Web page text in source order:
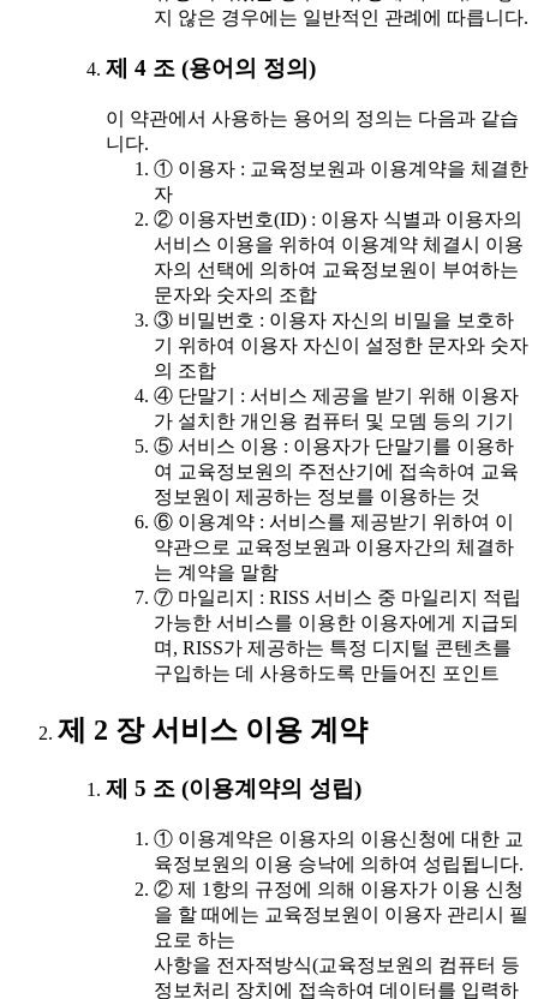
지 않은 경우에는 일반적인 관례에 따릅니다.
제 4 조 (용어의 정의)
이 약관에서 사용하는 용어의 정의는 다음과 같습
니다.
① 이용자 : 교육정보원과 이용계약을 체결한
자
② 이용자번호(ID) : 이용자 식별과 이용자의
서비스 이용을 위하여 이용계약 체결시 이용
자의 선택에 의하여 교육정보원이 부여하는
문자와 숫자의 조합
③ 비밀번호 : 이용자 자신의 비밀을 보호하
기 위하여 이용자 자신이 설정한 문자와 숫자
의 조합
④ 단말기 : 서비스 제공을 받기 위해 이용자
가 설치한 개인용 컴퓨터 및 모뎀 등의 기기
⑤ 서비스 이용 : 이용자가 단말기를 이용하
여 교육정보원의 주전산기에 접속하여 교육
정보원이 제공하는 정보를 이용하는 것
⑥ 이용계약 : 서비스를 제공받기 위하여 이
약관으로 교육정보원과 이용자간의 체결하
는 계약을 말함
⑦ 마일리지 : RISS 서비스 중 마일리지 적립
가능한 서비스를 이용한 이용자에게 지급되
며, RISS가 제공하는 특정 디지털 콘텐츠를
구입하는 데 사용하도록 만들어진 포인트
제 2 장 서비스 이용 계약
제 5 조 (이용계약의 성립)
① 이용계약은 이용자의 이용신청에 대한 교
육정보원의 이용 승낙에 의하여 성립됩니다.
② 제 1항의 규정에 의해 이용자가 이용 신청
을 할 때에는 교육정보원이 이용자 관리시 필
요로 하는
사항을 전자적방식(교육정보원의 컴퓨터 등
정보처리 장치에 접속하여 데이터를 입력하